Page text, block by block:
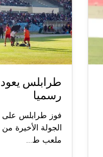
طرابلس يعود
رسميا
الجولة الأخيرة من
ملعب ط...